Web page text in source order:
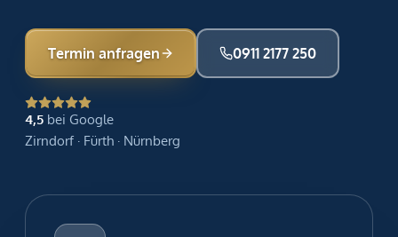
Termin anfragen 0911 2177 250
4,5 bei Google
Zirndorf · Fürth · Nürnberg